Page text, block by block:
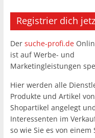
Registrier dich
Der suche-profi.de
ist auf Werbe- und
Marketingleistungen
Hier werden alle
Produkte und Artikel
Shopartikel angelegt
Interessenten im
so wie Sie es von